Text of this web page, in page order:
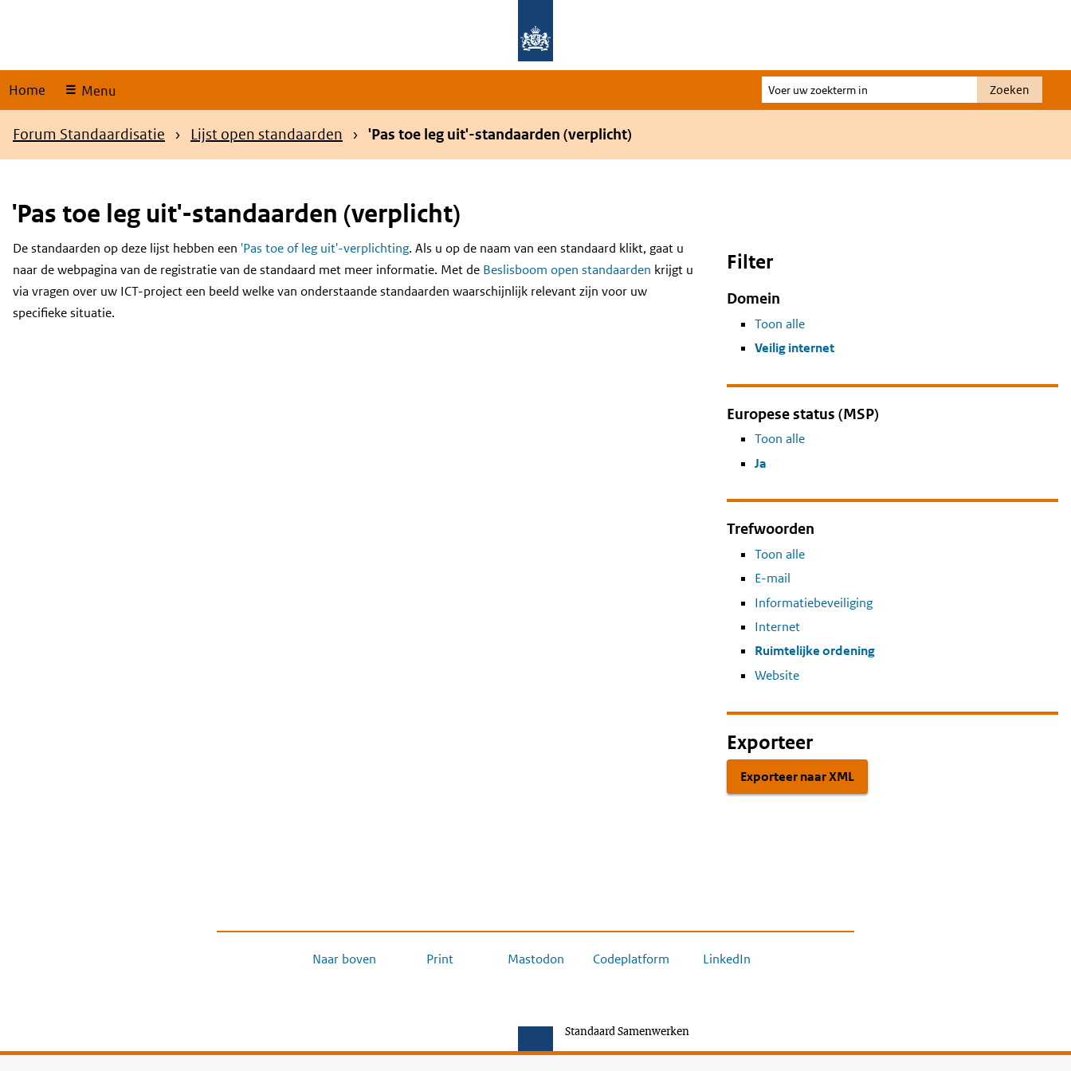
Home Menu
Voer
uw
Zoeken
Kruimelpad
Forum Standaardisatie Lijst open standaarden 'Pas toe leg uit'-standaarden (verplicht)
'Pas toe leg uit'-standaarden (verplicht)
Content
De standaarden op deze lijst hebben een 'Pas toe of leg uit'-verplichting. Als u op de naam van een standaard klikt, gaat u
naar de webpagina van de registratie van de standaard met meer informatie. Met de Beslisboom open standaarden krijgt u
via vragen over uw ICT-project een beeld welke van onderstaande standaarden waarschijnlijk relevant zijn voor uw
specifieke situatie.
Filter
Domein
Toon alle
Veilig internet
Europese status (MSP)
Toon alle
Ja
Trefwoorden
Toon alle
E-mail
Informatiebeveiliging
Internet
Ruimtelijke ordening
Website
Exporteer
Exporteer naar XML
Naar boven Print Mastodon Codeplatform LinkedIn
Standaard Samenwerken